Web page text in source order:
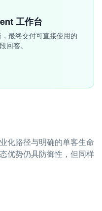
工作台
最终交付可直接使用的
回答。
化路径与明确的单客生命
优势仍具防御性，但同样